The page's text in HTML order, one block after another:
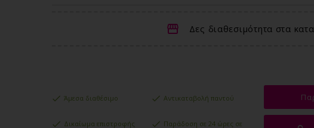
Δες διαθεσιμότητα στα
Άμεσα διαθέσιμο Αντικαταβολή παντού
Δικαίωμα επιστροφής
Παράδοση σε 24 ώρες σε